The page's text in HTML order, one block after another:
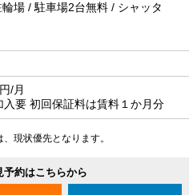
場 / 駐車場2台無料 / シャッタ
/月
入要 初回保証料は賃料１か月分
現状優先となります。
予約はこちらから